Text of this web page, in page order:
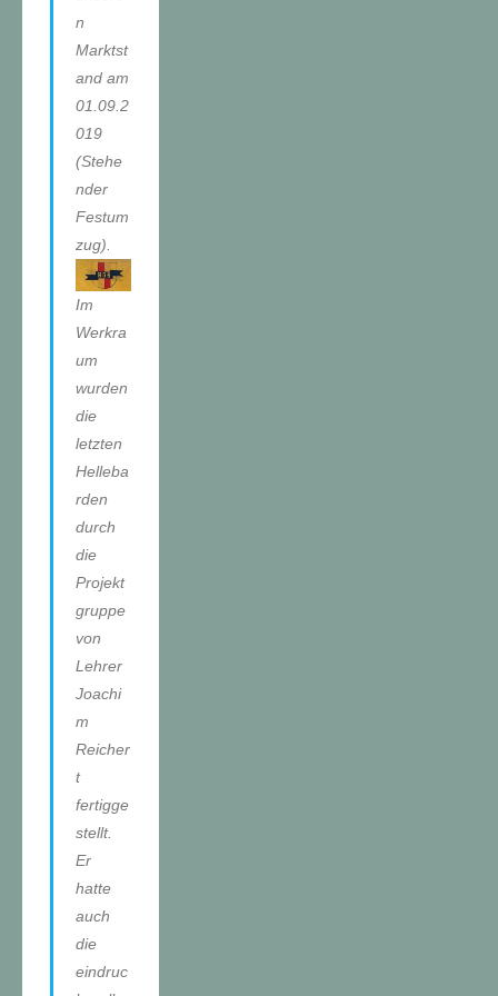
n
Marktst
and am
01.09.2
019
(Stehe
nder
Festum
zug).
Im
Werkra
um
wurden
die
letzten
Helleba
rden
durch
die
Projekt
gruppe
von
Lehrer
Joachi
m
Reicher
t
fertigge
stellt.
Er
hatte
auch
die
eindruc